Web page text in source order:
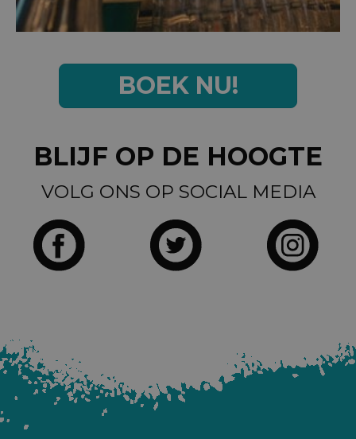
BOEK NU!
BLIJF OP DE HOOGTE
VOLG ONS OP SOCIAL MEDIA